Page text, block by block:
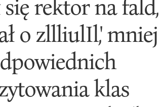
się rektor na fald,
o zllliulIl,' mniej
klas